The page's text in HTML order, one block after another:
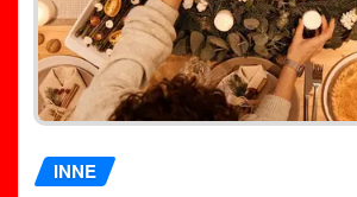
INNE